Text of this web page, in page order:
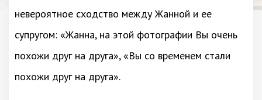
невероятное сходство между Жанной и ее
супругом: «Жанна, на этой фотографии Вы очень
похожи друг на друга», «Вы со временем стали
похожи друг на друга».